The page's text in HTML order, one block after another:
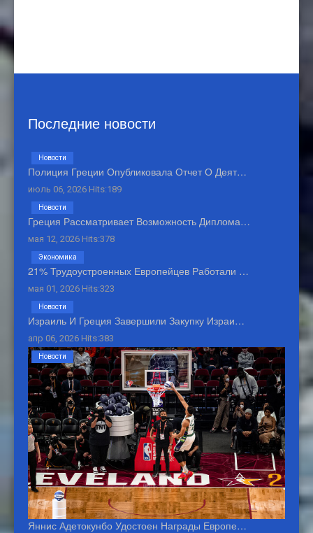
Последние новости
Полиция Греции Опубликовала Отчет О Деят…
июль 06, 2026 Hits:189
Новости
Греция Рассматривает Возможность Диплома…
мая 12, 2026 Hits:378
Новости
21% Трудоустроенных Европейцев Работали …
мая 01, 2026 Hits:323
Экономика
Израиль И Греция Завершили Закупку Израи…
апр 06, 2026 Hits:383
Новости
Яннис Адетокунбо Удостоен Награды Европе…
Новости